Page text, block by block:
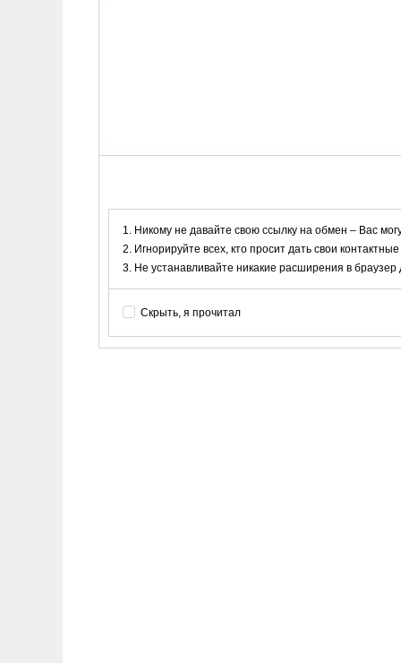
Никому не давайте свою ссылку на обмен – Вас
Игнорируйте всех, кто просит дать свои
Не устанавливайте никакие расширения в
Скрыть, я прочитал